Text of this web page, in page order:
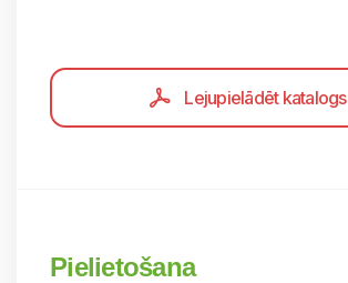
Lejupielādēt katalogs
Pielietošana